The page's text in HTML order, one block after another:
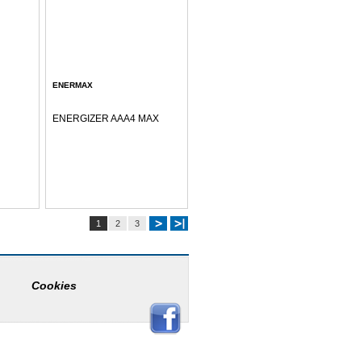
ENERMAX
ENERGIZER AAA4 MAX
1 2 3
Cookies